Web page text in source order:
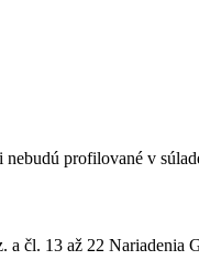
profilované v
čl. 13 až 22 Nariadenia